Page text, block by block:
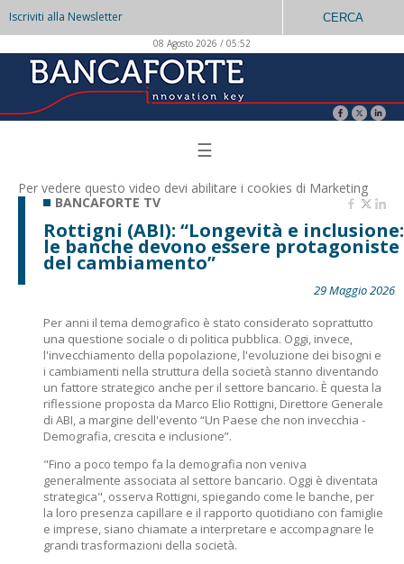
Iscriviti alla Newsletter CERCA
08 Agosto 2026 / 05:52
☰
Per vedere questo video devi abilitare i cookies di Marketing
BANCAFORTE TV
Rottigni (ABI): “Longevità e inclusione:
le banche devono essere protagoniste
del cambiamento”
29 Maggio 2026
Per anni il tema demografico è stato considerato soprattutto
una questione sociale o di politica pubblica. Oggi, invece,
l'invecchiamento della popolazione, l'evoluzione dei bisogni e
i cambiamenti nella struttura della società stanno diventando
un fattore strategico anche per il settore bancario. È questa la
riflessione proposta da Marco Elio Rottigni, Direttore Generale
di ABI, a margine dell'evento “Un Paese che non invecchia -
Demografia, crescita e inclusione”.
"Fino a poco tempo fa la demografia non veniva
generalmente associata al settore bancario. Oggi è diventata
strategica", osserva Rottigni, spiegando come le banche, per
la loro presenza capillare e il rapporto quotidiano con famiglie
e imprese, siano chiamate a interpretare e accompagnare le
grandi trasformazioni della società.